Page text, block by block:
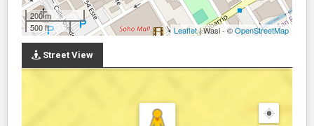
200 m
500 ft
Leaflet| Wasi - ©OpenStreetMap
Street View